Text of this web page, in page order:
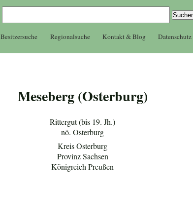
Besitzersuche Regionalsuche Kontakt & Blog Datenschutz
Meseberg (Osterburg)
Rittergut (bis 19. Jh.)
nö. Osterburg
Kreis Osterburg
Provinz Sachsen
Königreich Preußen